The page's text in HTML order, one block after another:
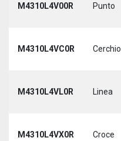
M4310L4V00R Punto
M4310L4VC0R Cerchio
M4310L4VL0R Linea
M4310L4VX0R Croce